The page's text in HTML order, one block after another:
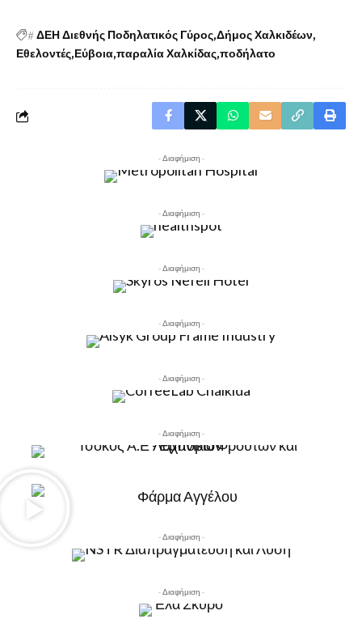
#ΔΕΗ Διεθνής Ποδηλατικός Γύρος Δήμος Χαλκιδέων
Εθελοντές Εύβοια παραλία Χαλκίδας ποδήλατο
- Διαφήμιση -
- Διαφήμιση -
- Διαφήμιση -
- Διαφήμιση -
- Διαφήμιση -
- Διαφήμιση -
- Διαφήμιση -
- Διαφήμιση -